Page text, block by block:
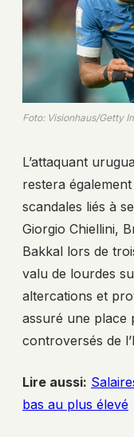
Foto: Visionhaus/Getty
L’attaquant
restera
scandales liés à
Giorgio Chiellini,
Bakkal lors de
valu de lourdes
altercations et
assuré une place
controversés de
Lire aussi:
bas au plus élevé